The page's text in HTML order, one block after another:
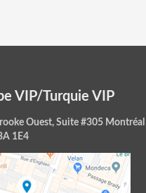
VIP/Turquie VIP
Ouest, Suite #305 Montréal
1E4